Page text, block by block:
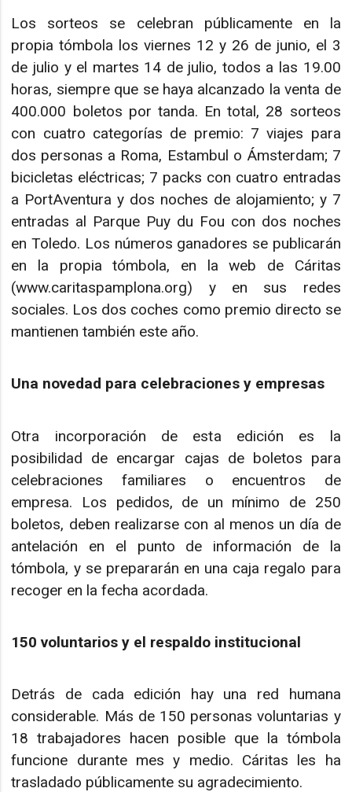
Los sorteos se celebran públicamente en la
propia tómbola los viernes 12 y 26 de junio, el 3
de julio y el martes 14 de julio, todos a las 19.00
horas, siempre que se haya alcanzado la venta de
400.000 boletos por tanda. En total, 28 sorteos
con cuatro categorías de premio: 7 viajes para
dos personas a Roma, Estambul o Ámsterdam; 7
bicicletas eléctricas; 7 packs con cuatro entradas
a PortAventura y dos noches de alojamiento; y 7
entradas al Parque Puy du Fou con dos noches
en Toledo. Los números ganadores se publicarán
en la propia tómbola, en la web de Cáritas
(www.caritaspamplona.org) y en sus redes
sociales. Los dos coches como premio directo se
mantienen también este año.
Una novedad para celebraciones y empresas
Otra incorporación de esta edición es la
posibilidad de encargar cajas de boletos para
celebraciones familiares o encuentros de
empresa. Los pedidos, de un mínimo de 250
boletos, deben realizarse con al menos un día de
antelación en el punto de información de la
tómbola, y se prepararán en una caja regalo para
recoger en la fecha acordada.
150 voluntarios y el respaldo institucional
Detrás de cada edición hay una red humana
considerable. Más de 150 personas voluntarias y
18 trabajadores hacen posible que la tómbola
funcione durante mes y medio. Cáritas les ha
trasladado públicamente su agradecimiento.